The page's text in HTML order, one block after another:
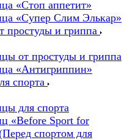
«Стоп аппетит»
«Супер Слим Элькар»
простуды и гриппа
от простуды и гриппа
«Антигриппин»
спорта
для спорта
«Before Sport for
спортом для